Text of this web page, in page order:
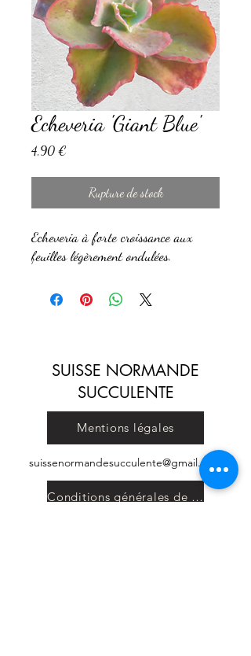
Echeveria 'Giant Blue'
4,90 €
Rupture de stock
Echeveria à forte croissance aux
feuilles légèrement ondulées.
SUISSE NORMANDE
SUCCULENTE
Mentions légales
suissenormandesucculente@gmail.com
Conditions générales de vente